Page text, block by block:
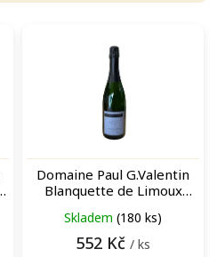
Domaine Paul G.Valentin
Blanquette de Limoux
Skladem (180 ks)
552 Kč / ks